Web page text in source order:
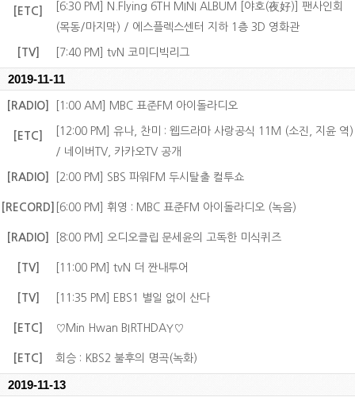
[ETC]
[6:30 PM] N.Flying 6TH MINI ALBUM [야호(夜好)] 팬사인회
(목동/마지막) / 에스플렉스센터 지하 1층 3D 영화관
[TV] [7:40 PM] tvN 코미디빅리그
2019-11-11
[RADIO] [1:00 AM] MBC 표준FM 아이돌라디오
[ETC]
[12:00 PM] 유나, 찬미 : 웹드라마 사랑공식 11M (소진, 지윤 역)
/ 네이버TV, 카카오TV 공개
[RADIO] [2:00 PM] SBS 파워FM 두시탈출 컬투쇼
[RECORD] [6:00 PM] 휘영 : MBC 표준FM 아이돌라디오 (녹음)
[RADIO] [8:00 PM] 오디오클립 문세윤의 고독한 미식퀴즈
[TV] [11:00 PM] tvN 더 짠내투어
[TV] [11:35 PM] EBS1 별일 없이 산다
[ETC] ♡Min Hwan BIRTHDAY♡
[ETC] 회승 : KBS2 불후의 명곡(녹화)
2019-11-13